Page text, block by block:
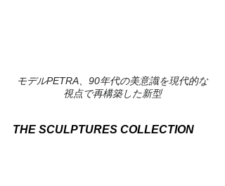
モデルPETRA、90年代の美意識を現代的な
視点で再構築した新型
THE SCULPTURES COLLECTION